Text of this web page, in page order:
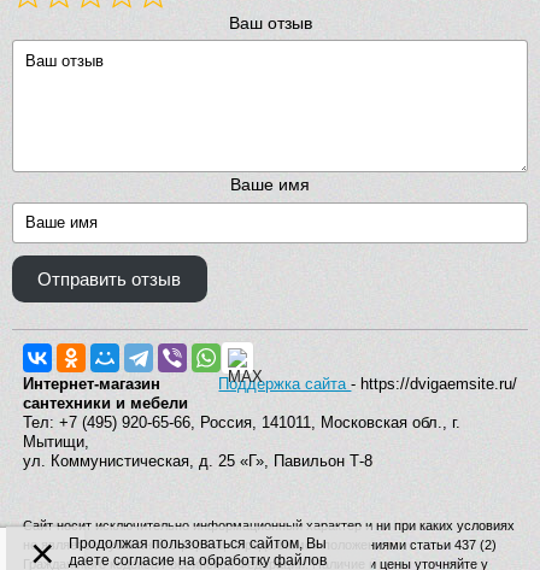
Ваш отзыв
Ваше имя
Отправить отзыв
Поддержка сайта- https://dvigaemsite.ru/
Интернет-магазин
сантехники и мебели
Тел: +7 (495) 920-65-66, Россия, 141011, Московская обл., г.
Мытищи,
ул. Коммунистическая, д. 25 «Г», Павильон Т-8
Сайт носит исключительно информационный характер и ни при каких условиях
не является публичной офертой, определяемой положениями статьи 437 (2)
Гражданского кодекса Российской Федерации. Наличие и цены уточняйте у
×
Продолжая пользоваться сайтом, Вы
даете согласие на обработку файлов